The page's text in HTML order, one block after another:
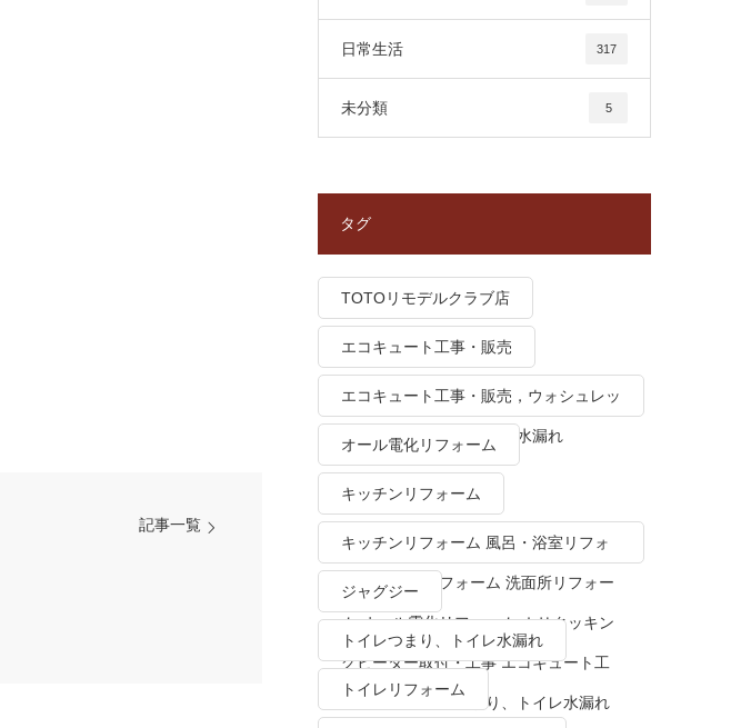
記事一覧
日常生活 317
未分類 5
タグ
TOTOリモデルクラブ店
エコキュート工事・販売
エコキュート工事・販売，ウォシュレッ
ト トイレつまり、トイレ水漏れ
オール電化リフォーム
キッチンリフォーム
キッチンリフォーム 風呂・浴室リフォ
ーム トイレリフォーム 洗面所リフォー
ム オール電化リフォーム ＩＨクッキン
グヒーター取付・工事 エコキュート工
事・販売 トイレつまり、トイレ水漏れ
ジャグジー
トイレつまり、トイレ水漏れ
トイレリフォーム